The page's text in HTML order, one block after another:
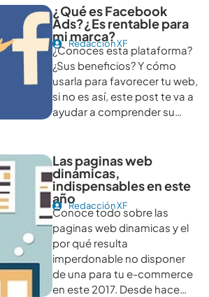
¿Qué es Facebook
Ads?¿Es rentable para
mi marca?
Redacción XF
¿Conoces esta plataforma?
¿Sus beneficios? Y cómo
usarla para favorecer tu web,
si no es así, este post te va a
ayudar a comprender su…
Las paginas web
dinámicas,
indispensables en este
añoRedacción XF
Conoce todo sobre las
paginas web dinamicas y el
por qué resulta
imperdonable no disponer
de una para tu e-commerce
en este 2017. Desde hace…